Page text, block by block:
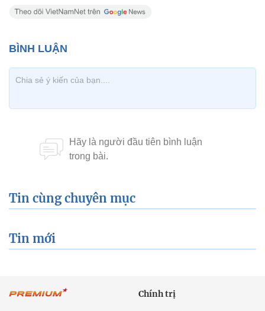
Tin cùng chuyên mục
Tin mới
Chính trị